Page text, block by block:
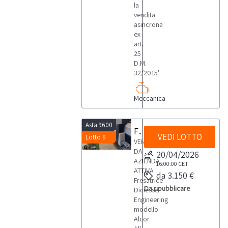
la
vendita
asincrona
ex
art.
25
D.M.
32/2015'.
Meccanica
Asta 9600
Lotto 8
Fresatrice Diciesse Engineering Alcor All Rounder
VENDITA
DA
AZIENDA
ATTIVA
Fresatrice
Diciesse
Engineering
modello
Alcor
VEDI LOTTO
20/04/2026
16:00:00 CET
da 3.150 €
Da ripubblicare